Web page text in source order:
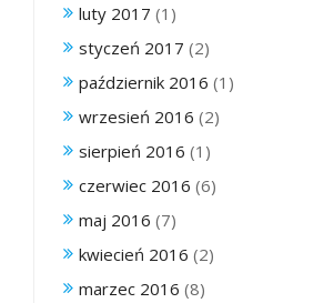
luty 2017 (1)
styczeń 2017 (2)
październik 2016 (1)
wrzesień 2016 (2)
sierpień 2016 (1)
czerwiec 2016 (6)
maj 2016 (7)
kwiecień 2016 (2)
marzec 2016 (8)